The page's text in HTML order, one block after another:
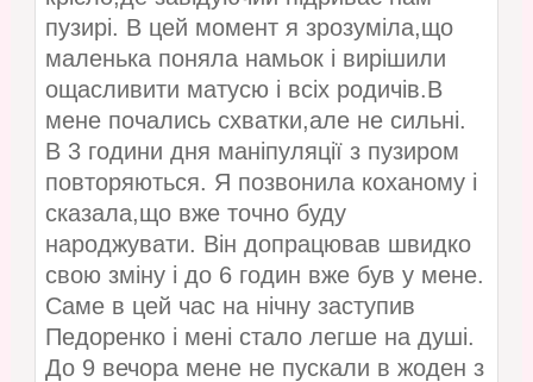
пузирі. В цей момент я зрозуміла,що
маленька поняла намьок і вирішили
ощасливити матусю і всіх родичів.В
мене почались схватки,але не сильні.
В 3 години дня маніпуляції з пузиром
повторяються. Я позвонила коханому і
сказала,що вже точно буду
народжувати. Він допрацював швидко
свою зміну і до 6 годин вже був у мене.
Саме в цей час на нічну заступив
Педоренко і мені стало легше на душі.
До 9 вечора мене не пускали в жоден з